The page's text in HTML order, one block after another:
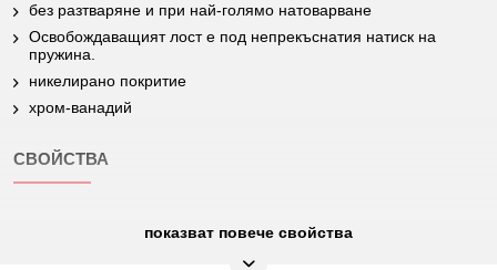
без разтваряне и при най-голямо натоварване
Освобождаващият лост е под непрекъснатия натиск на
пружина.
никелирано покритие
хром-ванадий
СВОЙСТВА
Верига резервна: 115.1172
показват повече свойства